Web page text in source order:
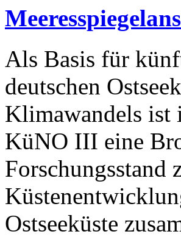
Als Basis für
deutschen
Klimawandels ist
KüNO III eine
Forschungsstand
Ostseeküste